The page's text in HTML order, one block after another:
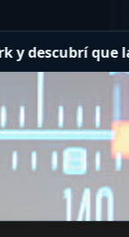
es